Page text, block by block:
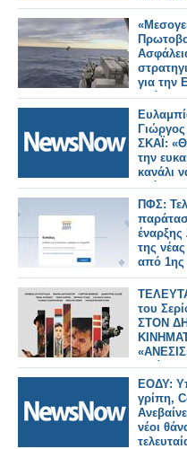
για την
ΣΚΑΪ:
την
κανάλι
στάση
ΠΦΣ:
έναρξης
της
από 1ης
του
ΣΤΟΝ
Τετάρτη
2026
ΕΟΔΥ:
γρίπη,
νέοι